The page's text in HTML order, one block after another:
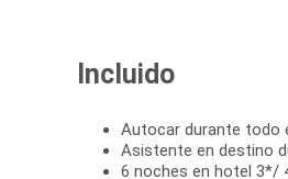
Incluido
Autocar durante todo
Asistente en destino
6 noches en hotel 3*/